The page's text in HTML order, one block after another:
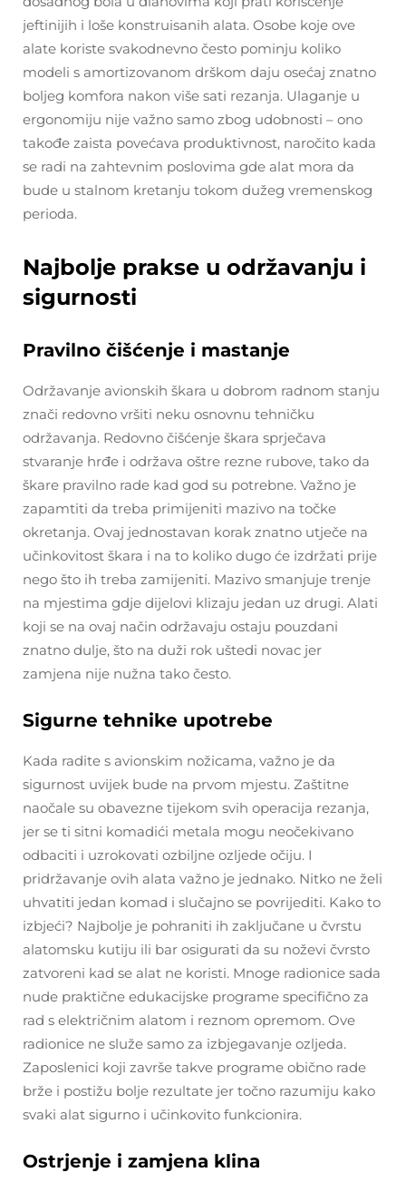
jeftinijih i loše konstruisanih alata. Osobe koje ove
alate koriste svakodnevno često pominju koliko
modeli s amortizovanom drškom daju osećaj znatno
boljeg komfora nakon više sati rezanja. Ulaganje u
ergonomiju nije važno samo zbog udobnosti – ono
takođe zaista povećava produktivnost, naročito kada
se radi na zahtevnim poslovima gde alat mora da
bude u stalnom kretanju tokom dužeg vremenskog
perioda.
Najbolje prakse u održavanju i
sigurnosti
Pravilno čišćenje i mastanje
Održavanje avionskih škara u dobrom radnom stanju
znači redovno vršiti neku osnovnu tehničku
održavanja. Redovno čišćenje škara sprječava
stvaranje hrđe i održava oštre rezne rubove, tako da
škare pravilno rade kad god su potrebne. Važno je
zapamtiti da treba primijeniti mazivo na točke
okretanja. Ovaj jednostavan korak znatno utječe na
učinkovitost škara i na to koliko dugo će izdržati prije
nego što ih treba zamijeniti. Mazivo smanjuje trenje
na mjestima gdje dijelovi klizaju jedan uz drugi. Alati
koji se na ovaj način održavaju ostaju pouzdani
znatno dulje, što na duži rok uštedi novac jer
zamjena nije nužna tako često.
Sigurne tehnike upotrebe
Kada radite s avionskim nožicama, važno je da
sigurnost uvijek bude na prvom mjestu. Zaštitne
naočale su obavezne tijekom svih operacija rezanja,
jer se ti sitni komadići metala mogu neočekivano
odbaciti i uzrokovati ozbiljne ozljede očiju. I
pridržavanje ovih alata važno je jednako. Nitko ne želi
uhvatiti jedan komad i slučajno se povrijediti. Kako to
izbjeći? Najbolje je pohraniti ih zaključane u čvrstu
alatomsku kutiju ili bar osigurati da su noževi čvrsto
zatvoreni kad se alat ne koristi. Mnoge radionice sada
nude praktične edukacijske programe specifično za
rad s električnim alatom i reznom opremom. Ove
radionice ne služe samo za izbjegavanje ozljeda.
Zaposlenici koji završe takve programe obično rade
brže i postižu bolje rezultate jer točno razumiju kako
svaki alat sigurno i učinkovito funkcionira.
Ostrjenje i zamjena klina